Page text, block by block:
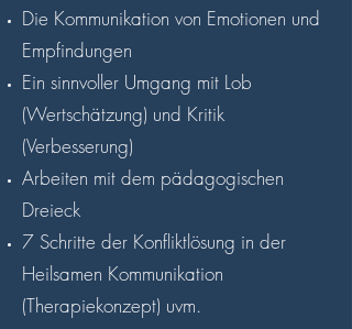
Die Kommunikation von Emotionen und
Empfindungen
Ein sinnvoller Umgang mit Lob
(Wertschätzung) und Kritik
(Verbesserung)
Arbeiten mit dem pädagogischen
Dreieck
7 Schritte der Konfliktlösung in der
Heilsamen Kommunikation
(Therapiekonzept) uvm.